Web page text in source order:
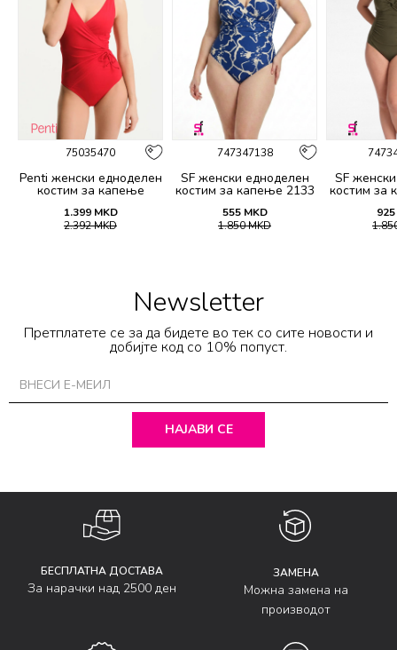
75035470
Penti женски едноделен
костим за капење
SUIT
1.399 MKD
2.392MKD
747347138
SF женски едноделен
костим за капење 2133
555 MKD
1.850MKD
SF
костим за
925
Newsletter
Претплатете се за да бидете во тек со сите новости и
добијте код со 10% попуст.
НАЈАВИ СЕ
БЕСПЛАТНА ДОСТАВА
За нарачки над 2500 ден
ЗАМЕНА
Можна замена на
производот